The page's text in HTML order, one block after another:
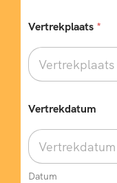
Vertrekplaats *
Vertrekdatum
Datum